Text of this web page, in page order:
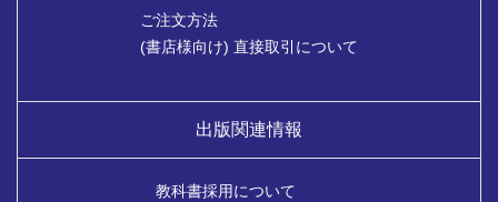
ご注文方法
(書店様向け) 直接取引について
出版関連情報
教科書採用について